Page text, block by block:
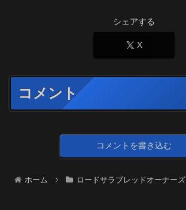
シェアする
X
コメント
コメントを書き込む
ホーム ロードサラブレッドオーナーズ